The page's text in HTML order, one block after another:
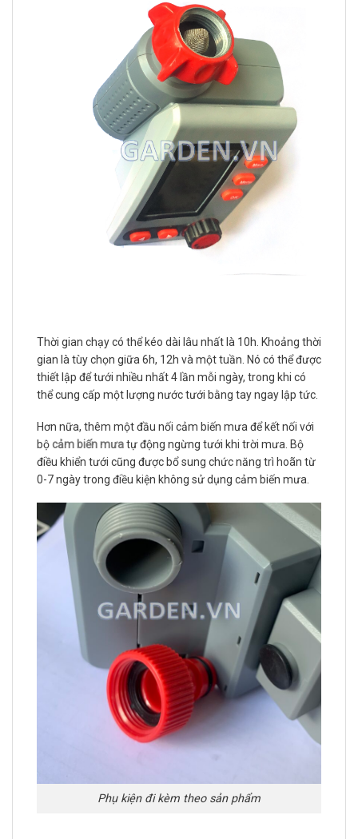
Thời gian chạy có thể kéo dài lâu nhất là 10h. Khoảng thời
gian là tùy chọn giữa 6h, 12h và một tuần. Nó có thể được
thiết lập để tưới nhiều nhất 4 lần mỗi ngày, trong khi có
thể cung cấp một lượng nước tưới bằng tay ngay lập tức.
Hơn nữa, thêm một đầu nối cảm biến mưa để kết nối với
bộcảm biến mưatự động ngừng tưới khi trời mưa. Bộ
điều khiển tưới cũng được bổ sung chức năng trì hoãn từ
0-7 ngày trong điều kiện không sử dụng cảm biến mưa.
Phụ kiện đi kèm theo sản phẩm